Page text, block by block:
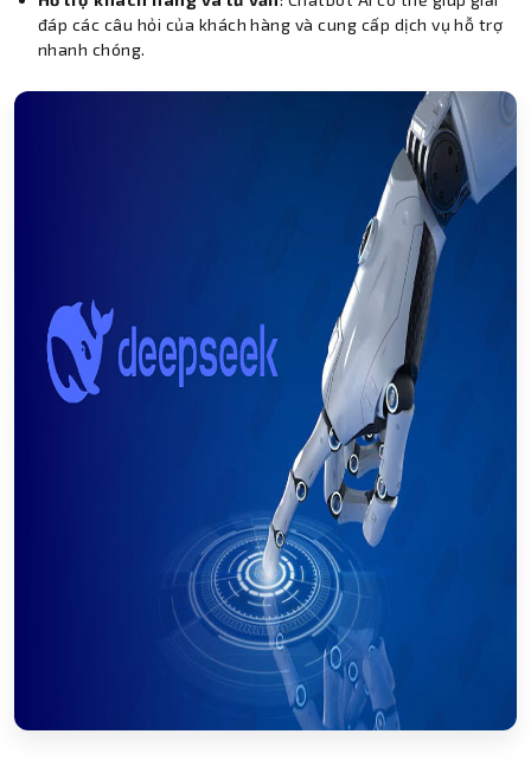
đáp các câu hỏi của khách hàng và cung cấp dịch vụ hỗ trợ
nhanh chóng.